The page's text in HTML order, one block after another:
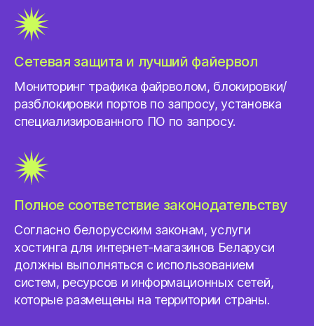
Сетевая защита и лучший файервол
Мониторинг трафика файрволом, блокировки/
разблокировки портов по запросу, установка
специализированного ПО по запросу.
Полное соответствие законодательству
Согласно белорусским законам, услуги
хостинга для интернет-магазинов Беларуси
должны выполняться с использованием
систем, ресурсов и информационных сетей,
которые размещены на территории страны.